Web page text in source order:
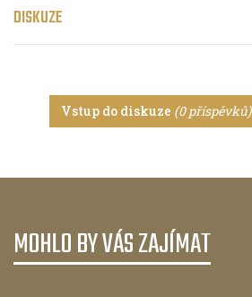
DISKUZE
Vstup do diskuze (0 příspěvků)
MOHLO BY VÁS ZAJÍMAT